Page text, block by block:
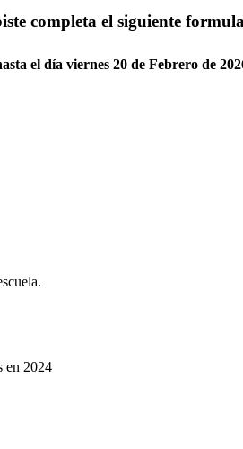
completa el siguiente
el día viernes 20 de Febrero de
en 2024